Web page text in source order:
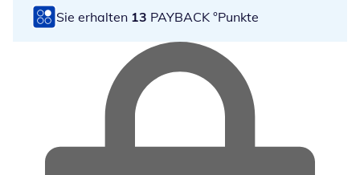
Sie erhalten 13 PAYBACK °Punkte